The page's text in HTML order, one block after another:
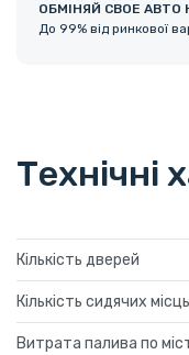
ОБМІНЯЙ СВОЕ АВТО
До 99% від ринкової
Технічні
Кількість дверей
Кількість сидячих місць
Витрата палива по